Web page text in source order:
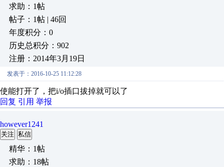
求助：1帖
帖子：1帖 | 46回
年度积分：0
历史总积分：902
注册：2014年3月19日
发表于：2016-10-25 11:12:28
使能打开了，把i/o插口拔掉就可以了
回复 引用 举报
however1241
关注 私信
精华：1帖
求助：18帖